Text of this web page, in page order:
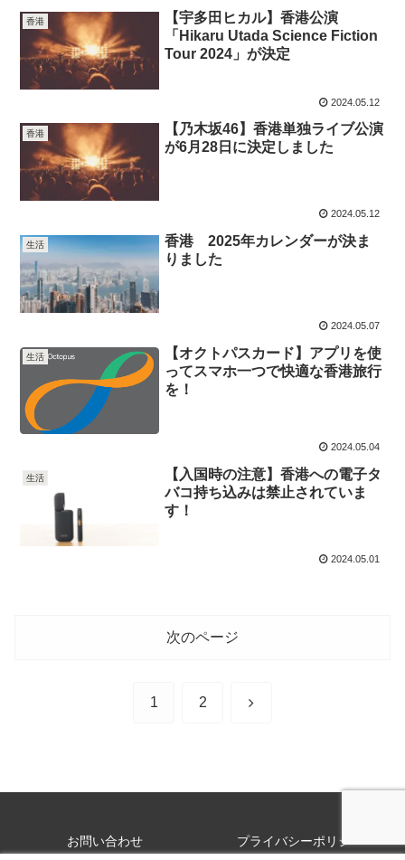
香港
【宇多田ヒカル】香港公演
「Hikaru Utada Science Fiction
Tour 2024」が決定
2024.05.12
香港
【乃木坂46】香港単独ライブ公演
が6月28日に決定しました
2024.05.12
生活
香港 2025年カレンダーが決ま
りました
2024.05.07
生活
【オクトパスカード】アプリを使
ってスマホ一つで快適な香港旅行
を！
2024.05.04
生活
【入国時の注意】香港への電子タ
バコ持ち込みは禁止されていま
す！
2024.05.01
次のページ
1 2 次
お問い合わせ プライバシーポリシー